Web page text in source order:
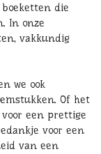
die
In onze
vakkundig
we ook
Of het
een prettige
voor een
van een